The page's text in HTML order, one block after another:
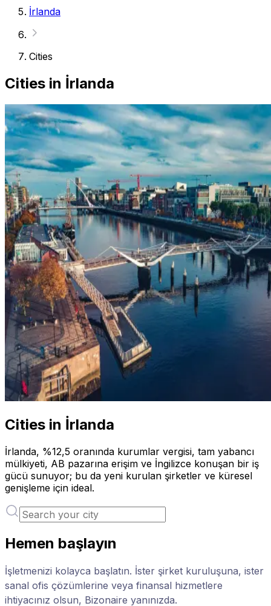
İrlanda
Cities
Cities in İrlanda
Cities in İrlanda
İrlanda, %12,5 oranında kurumlar vergisi, tam yabancı
mülkiyeti, AB pazarına erişim ve İngilizce konuşan bir iş
gücü sunuyor; bu da yeni kurulan şirketler ve küresel
genişleme için ideal.
Hemen başlayın
İşletmenizi kolayca başlatın. İster şirket kuruluşuna, ister
sanal ofis çözümlerine veya finansal hizmetlere
ihtiyacınız olsun, Bizonaire yanınızda.